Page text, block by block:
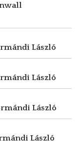
László
László
László
László